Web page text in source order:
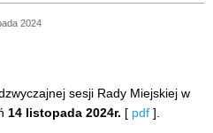
2024
sesji Rady Miejskiej w
14 listopada 2024r. [ pdf ].